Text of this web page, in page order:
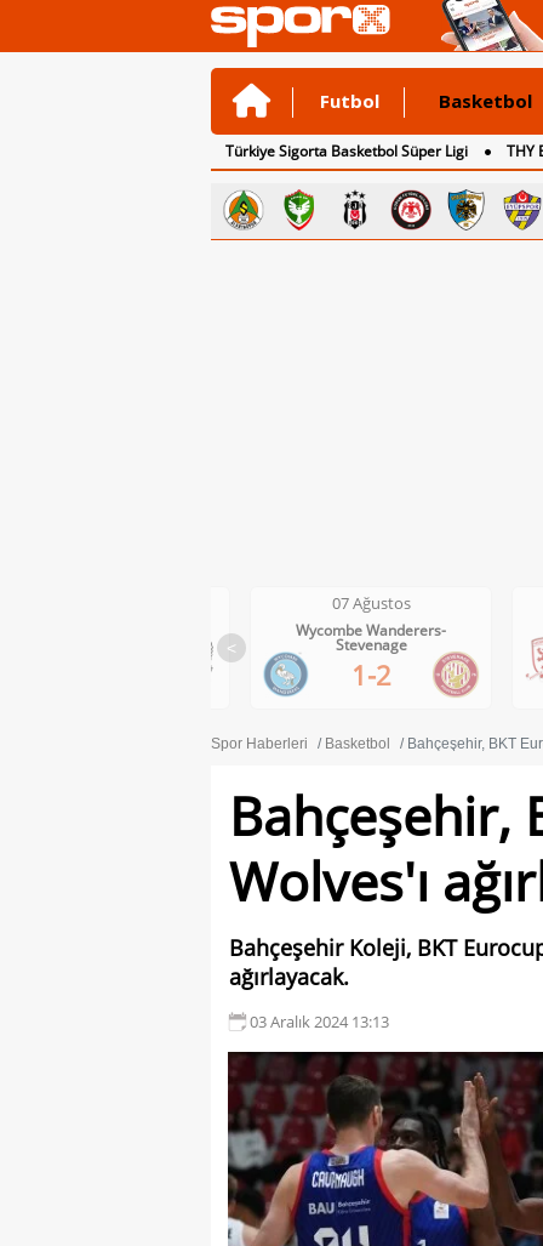
Futbol Basketbol
Türkiye Sigorta Basketbol Süper Ligi THY
<
07 Ağustos
Middlesbrough-Wrexham
1-0
Spor Haberleri Basketbol Bahçeşehir, BKT
Bahçeşehir,
Wolves'ı
Bahçeşehir Koleji, BKT
ağırlayacak.
03 Aralık 2024 13:13